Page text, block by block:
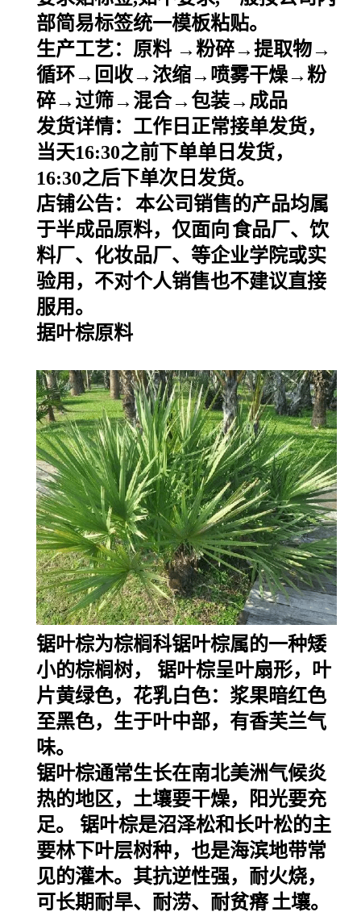
部简易标签统一模板粘贴。
生产工艺：原料 →粉碎→提取物→
循环→回收→浓缩→喷雾干燥→粉
碎→过筛→混合→包装→成品
发货详情：工作日正常接单发货，
当天16:30之前下单单日发货，
16:30之后下单次日发货。
店铺公告：
本公司销售的产品均属
于半成品原料，仅面向食品厂、饮
料厂、化妆品厂、等企业学院或实
验用，不对个人销售也不建议直接
服用。
据叶棕原料
锯叶棕为棕榈科锯叶棕属的一种矮
小的棕榈树，
锯叶棕呈叶扇形，叶
片黄绿色，花乳白色：浆果暗红色
至黑色，生于叶中部，有香芙兰气
味。
锯叶棕通常生长在南北美洲气候炎
热的地区，土壤要干燥，阳光要充
足。
锯叶棕是沼泽松和长叶松的主
要林下叶层树种，也是海滨地带常
见的灌木。其抗逆性强，耐火烧，
可长期耐旱、耐涝、耐贫瘠土壤。